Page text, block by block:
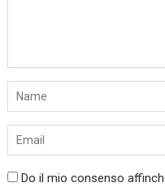
Do il mio consenso